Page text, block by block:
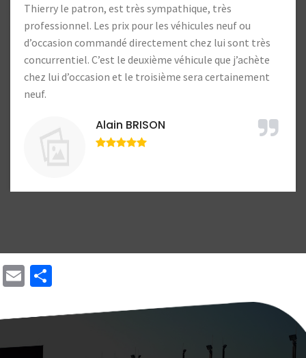
Toujours autant de confiance. Heureux d’aller chez ces
professionnels !
Lucien Lample
Email